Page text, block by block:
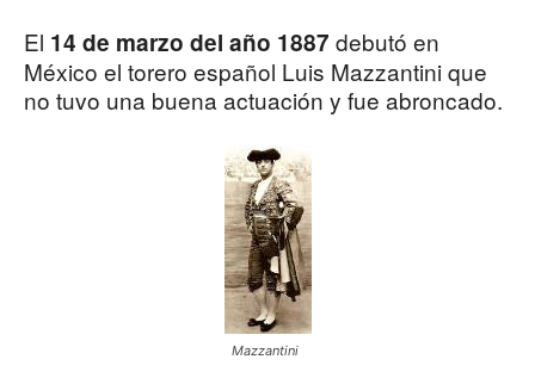
El 14 de marzo del año 1887 debutó en
México el torero español Luis Mazzantini que
no tuvo una buena actuación y fue abroncado.
Mazzantini